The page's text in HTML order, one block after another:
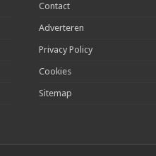
Contact
Adverteren
Privacy Policy
Cookies
Sitemap